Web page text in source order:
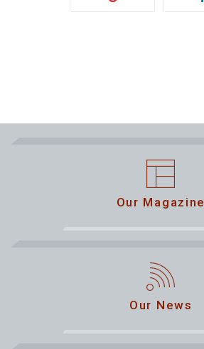
Our Magazine
Our News